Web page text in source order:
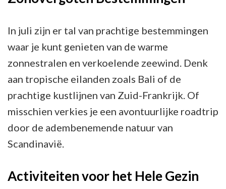
In juli zijn er tal van prachtige bestemmingen
waar je kunt genieten van de warme
zonnestralen en verkoelende zeewind. Denk
aan tropische eilanden zoals Bali of de
prachtige kustlijnen van Zuid-Frankrijk. Of
misschien verkies je een avontuurlijke roadtrip
door de adembenemende natuur van
Scandinavië.
Activiteiten voor het Hele Gezin